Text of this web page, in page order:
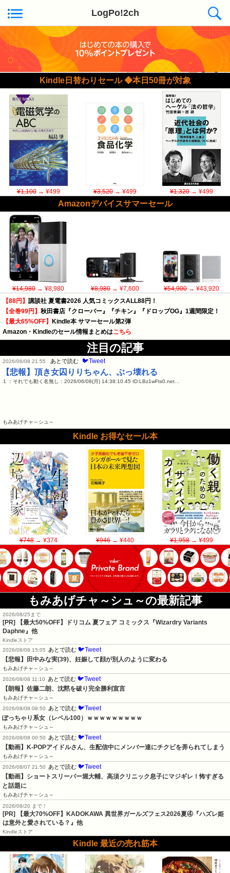
LogPo!2ch
Kindle日替わりセール ◆本日50冊が対象
¥1,100→ ¥499 ¥3,520→ ¥499 ¥1,320→ ¥499
Amazonデバイスサマーセール
¥14,980→ ¥8,980 ¥8,980→ ¥7,600 ¥54,900→ ¥43,920
【88円】 講談社 夏電書2026 人気コミックスALL88円！
【全巻99円】 秋田書店『クローバー』『チキン』『ドロップOG』1週間限定！
【最大65%OFF】
Kindle本 サマーセール第2弾
Amazon・Kindleのセール情報まとめはこちら
注目の記事
2026/06/08 21:55 あとで読む 🐦Tweet
【悲報】頂き女囚りりちゃん、ぶっ壊れる
1 ：それでも動く名無し：2026/06/08(月) 14:38:10.45 ID:LBz1wFts0.net…
もみあげチャ～シュ～
Kindle お得なセール本
¥748→ ¥374 ¥946→ ¥440 ¥1,958→ ¥499
もみあげチャ～シュ～の最新記事
2026/08/25まで
[PR]
【最大50%OFF】ドリコム 夏フェア コミックス『Wizardry Variants
Daphne』他
Kindleストア
2026/08/08 15:05 あとで読む 🐦Tweet
【悲報】田中みな実(39)、妊娠して顔が別人のように変わる
もみあげチャ～シュ～
2026/08/08 11:10 あとで読む 🐦Tweet
【朗報】佐藤二朗、沈黙を破り完全勝利宣言
もみあげチャ～シュ～
2026/08/08 08:50 あとで読む 🐦Tweet
ぽっちゃり系女（レベル100）ｗｗｗｗｗｗｗｗｗ
もみあげチャ～シュ～
2026/08/08 00:50 あとで読む 🐦Tweet
【動画】K-POPアイドルさん、生配信中にメンバー達にチクビを弄られてしまう
もみあげチャ～シュ～
2026/08/07 21:50 あとで読む 🐦Tweet
【動画】ショートスリーパー堀大輔、高須クリニック息子にマジギレ！怖すぎる
と話題に
もみあげチャ～シュ～
2026/08/20 まで！
[PR] 【最大70%OFF】KADOKAWA 異世界ガールズフェス2026夏④『ハズレ姫
は意外と愛されている？』他
Kindleストア
Kindle 最近の売れ筋本